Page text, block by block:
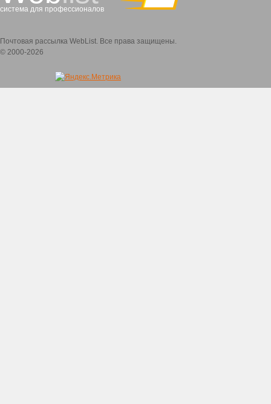
система для профессионалов
Почтовая рассылка WebList. Все права защищены.
© 2000-2026